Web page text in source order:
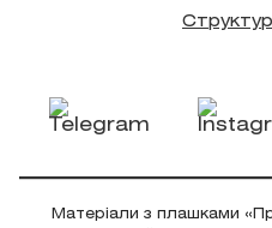
Матеріали з плашками